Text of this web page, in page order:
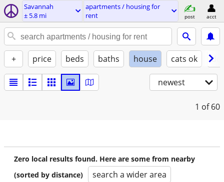
Savannah
± 5.8 mi
apartments / housing for
rent
post acct
+ price beds baths house cats ok
newest
1 of 60
Zero local results found. Here are some from nearby
(sorted by distance)
search a wider area